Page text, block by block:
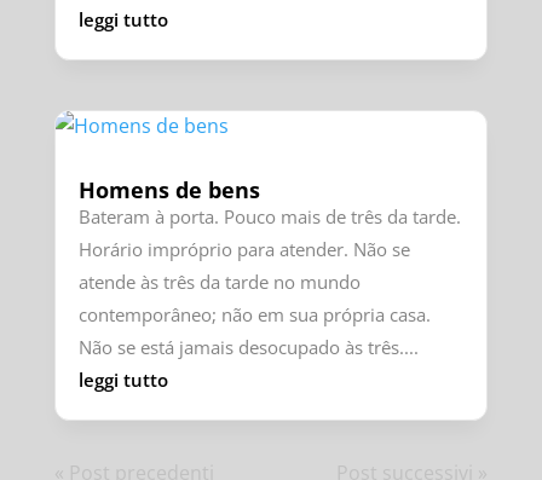
leggi tutto
Homens de bens
Bateram à porta. Pouco mais de três da tarde.
Horário impróprio para atender. Não se
atende às três da tarde no mundo
contemporâneo; não em sua própria casa.
Não se está jamais desocupado às três....
leggi tutto